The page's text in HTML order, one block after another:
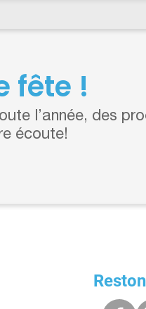
fête !
l’année, des
écoute!